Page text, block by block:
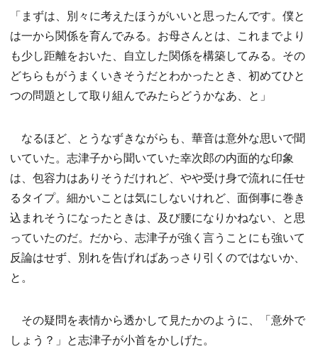
「まずは、別々に考えたほうがいいと思ったんです。僕と
は一から関係を育んでみる。お母さんとは、これまでより
も少し距離をおいた、自立した関係を構築してみる。その
どちらもがうまくいきそうだとわかったとき、初めてひと
つの問題として取り組んでみたらどうかなあ、と」
なるほど、とうなずきながらも、華音は意外な思いで聞
いていた。志津子から聞いていた幸次郎の内面的な印象
は、包容力はありそうだけれど、やや受け身で流れに任せ
るタイプ。細かいことは気にしないけれど、面倒事に巻き
込まれそうになったときは、及び腰になりかねない、と思
っていたのだ。だから、志津子が強く言うことにも強いて
反論はせず、別れを告げればあっさり引くのではないか、
と。
その疑問を表情から透かして見たかのように、「意外で
しょう？」と志津子が小首をかしげた。